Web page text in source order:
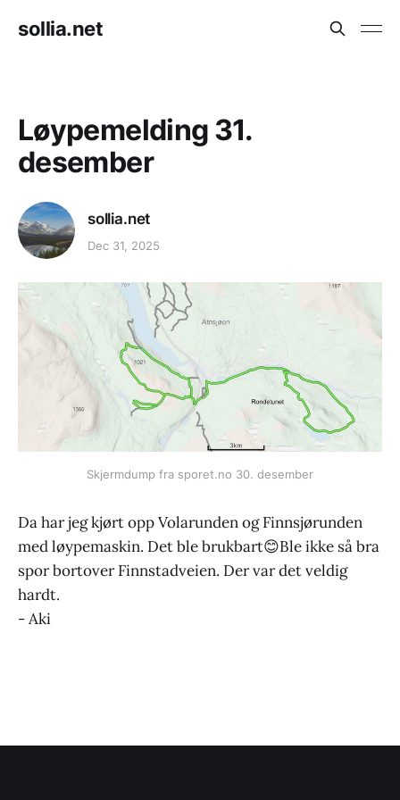
sollia.net
Løypemelding 31.
desember
sollia.net
Dec 31, 2025
Skjermdump fra sporet.no 30. desember
Da har jeg kjørt opp Volarunden og Finnsjørunden
med løypemaskin. Det ble brukbart😊Ble ikke så bra
spor bortover Finnstadveien. Der var det veldig
hardt.
- Aki